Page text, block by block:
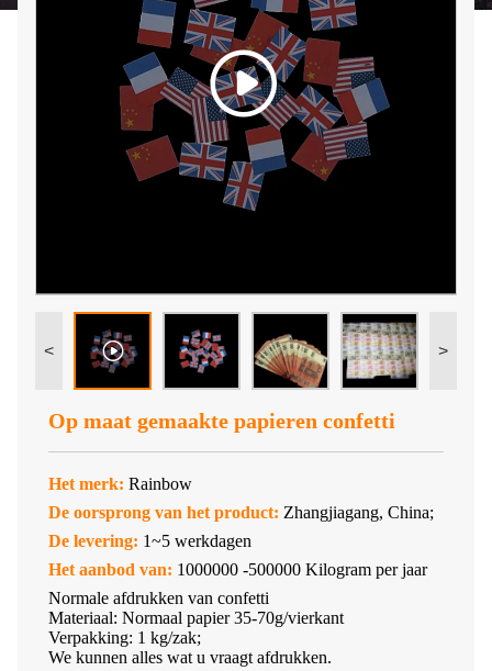
< >
Op maat gemaakte papieren confetti
Het merk: Rainbow
De oorsprong van het product: Zhangjiagang, China;
De levering: 1~5 werkdagen
Het aanbod van: 1000000 -500000 Kilogram per jaar
Normale afdrukken van confetti
Materiaal: Normaal papier 35-70g/vierkant
Verpakking: 1 kg/zak;
We kunnen alles wat u vraagt ​​afdrukken.